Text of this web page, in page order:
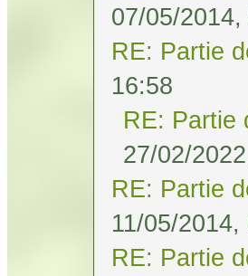
07/05/2014,
RE: Partie
16:58
RE: Partie
27/02/
RE: Partie
11/05/2014,
RE: Partie